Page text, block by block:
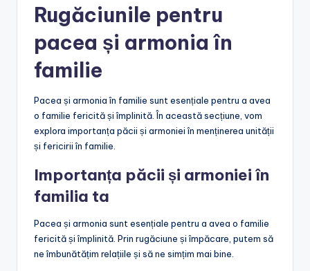
Rugăciunile pentru
pacea și armonia în
familie
Pacea și armonia în familie sunt esențiale pentru a avea
o familie fericită și împlinită. În această secțiune, vom
explora importanța păcii și armoniei în menținerea unității
și fericirii în familie.
Importanța păcii și armoniei în
familia ta
Pacea și armonia sunt esențiale pentru a avea o familie
fericită și împlinită. Prin rugăciune și împăcare, putem să
ne îmbunătățim relațiile și să ne simțim mai bine.